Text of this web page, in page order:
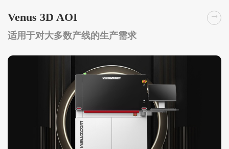
Venus 3D AOI
适用于对大多数产线的生产需求